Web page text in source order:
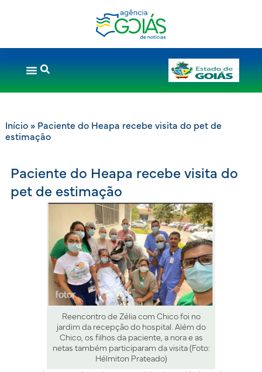
Início» Paciente do Heapa recebe visita do pet de
estimação
Paciente do Heapa recebe visita do
pet de estimação
Reencontro de Zélia com Chico foi no
jardim da recepção do hospital. Além do
Chico, os filhos da paciente, a nora e as
netas também participaram da visita (Foto:
Hélmiton Prateado)